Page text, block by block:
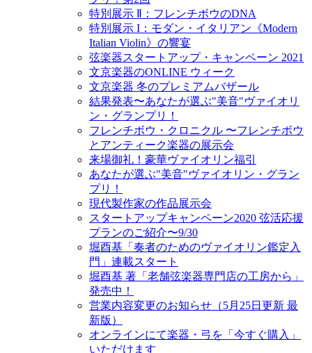
特別展示 Ⅱ：フレンチボウのDNA
特別展示 I：モダン・イタリアン《Modern
Italian Violin》の響宴
弦楽器スタートアップ・キャンペーン 2021
文京楽器のONLINE ウィーク
文京楽器 冬のプレミアムバザール
結果発表〜あなたが選ぶ"美音"ヴァイオリ
ン・グランプリ！
フレンチボウ・クロニクル 〜フレンチボウ
とアンティーク楽器の展示会
来場御礼！豪華ヴァイオリン福引
あなたが選ぶ"美音"ヴァイオリン・グラン
プリ！
現代製作家の作品展示会
スタートアップキャンペーン2020 弦活応援
プランのご紹介〜9/30
堀酉基「奏者のためのヴァイオリン鑑定入
門」連載スタート
堀酉基 著「老舗弦楽器専門店の工房から」
発売中！
営業内容変更のお知らせ（5月25日更新 最
新版）
オンラインにて楽器・弓を「今すぐ購入」
いただけます